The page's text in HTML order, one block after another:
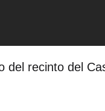
del recinto del